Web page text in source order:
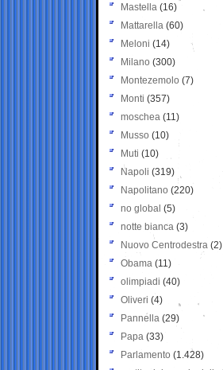
Mastella (16)
Mattarella (60)
Meloni (14)
Milano (300)
Montezemolo (7)
Monti (357)
moschea (11)
Musso (10)
Muti (10)
Napoli (319)
Napolitano (220)
no global (5)
notte bianca (3)
Nuovo Centrodestra (2)
Obama (11)
olimpiadi (40)
Oliveri (4)
Pannella (29)
Papa (33)
Parlamento (1.428)